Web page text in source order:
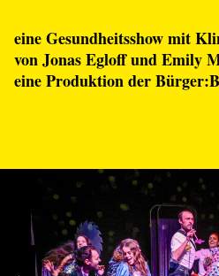
eine Gesundheitsshow mit
vonJonas EgloffundEmily
eine Produktion der